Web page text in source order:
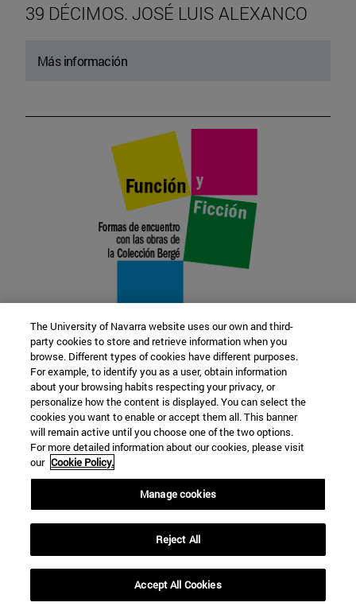
39 DÉCIMOS. JOSÉ LUIS ALEXANCO
Más información
22 SEP
FUNCIÓN Y FICCIÓN. Varios artistas
Más información
The University of Navarra website uses our own and third-
party cookies to store and retrieve information when you
browse. Different types of cookies have different purposes.
For example, to identify you as a user, obtain information
about your browsing habits respecting your privacy, or
personalize how the content is displayed. You can select the
cookies you want to enable or accept them all. This banner
will remain active until you choose one of the two options.
For more detailed information about our cookies, please visit
our Cookie Policy.
Manage cookies
Reject All
Accept All Cookies